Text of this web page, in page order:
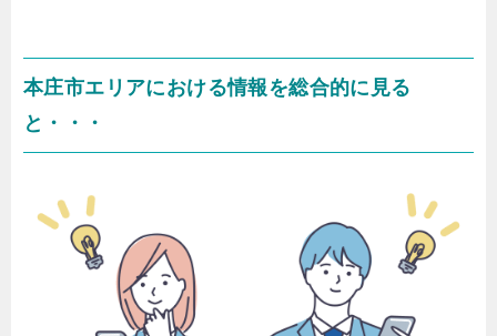
本庄市エリアにおける情報を総合的に見る
と・・・